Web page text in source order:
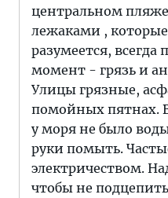
центральном пляже
лежаками ,
разумеется, всегда
момент - грязь и
Улицы грязные,
помойных пятнах.
у моря не было
руки помыть.
электричеством.
чтобы не